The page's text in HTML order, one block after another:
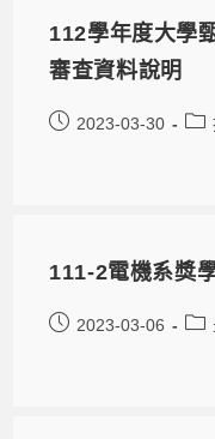
112學年度大學
審查資料說明
2023-03-30
111-2電機系獎
2023-03-06